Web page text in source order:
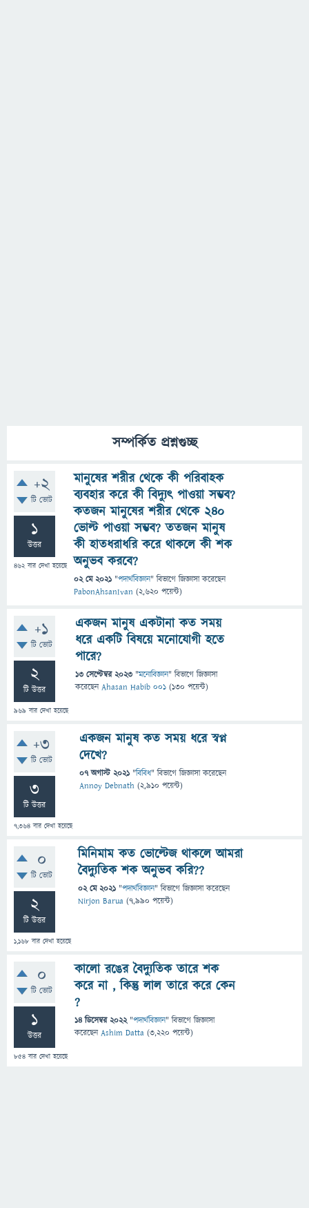
সম্পর্কিত প্রশ্নগুচ্ছ
+2
টি ভোট
1
উত্তর
462বার দেখা হয়েছে
মানুষের শরীর থেকে কী পরিবাহক
ব্যবহার করে কী বিদ্যুৎ পাওয়া সম্ভব?
কতজন মানুষের শরীর থেকে ২৪০
ভোল্ট পাওয়া সম্ভব? ততজন মানুষ
কী হাতধরাধরি করে থাকলে কী শক
অনুভব করবে?
02 মে 2021 "পদার্থবিজ্ঞান" বিভাগে জিজ্ঞাসাকরেছেন
PabonAhsanIvan (2,620 পয়েন্ট)
+1
টি ভোট
2
টি উত্তর
969 বার দেখা হয়েছে
একজন মানুষ একটানা কত সময়
ধরে একটি বিষয়ে মনোযোগী হতে
পারে?
13 সেপ্টেম্বর 2023 "মনোবিজ্ঞান" বিভাগে জিজ্ঞাসা
করেছেনAhasan Habib 001 (130 পয়েন্ট)
+3
টি ভোট
3
টি উত্তর
7,364 বার দেখা হয়েছে
একজন মানুষ কত সময় ধরে স্বপ্ন
দেখে?
07 অগাস্ট 2021 "বিবিধ" বিভাগে জিজ্ঞাসাকরেছেন
Annoy Debnath (2,910 পয়েন্ট)
0
টি ভোট
2
টি উত্তর
1,168 বার দেখা হয়েছে
মিনিমাম কত ভোল্টেজ থাকলে আমরা
বৈদ্যুতিক শক অনুভব করি??
02 মে 2021 "পদার্থবিজ্ঞান" বিভাগে জিজ্ঞাসাকরেছেন
Nirjon Barua (7,990 পয়েন্ট)
0
টি ভোট
1
উত্তর
854 বার দেখা হয়েছে
কালো রঙের বৈদ্যুতিক তারে শক
করে না , কিন্তু লাল তারে করে কেন
?
14 ডিসেম্বর 2022 "পদার্থবিজ্ঞান" বিভাগে জিজ্ঞাসা
করেছেনAshim Datta (3,220 পয়েন্ট)